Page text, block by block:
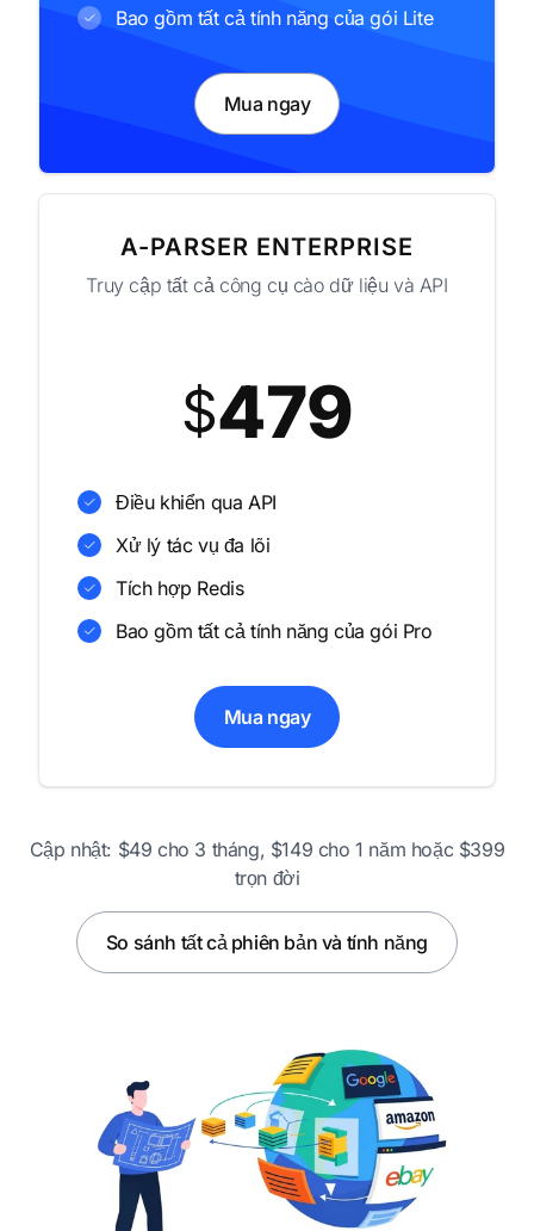
Bao gồm tất cả tính năng của gói Lite
Mua ngay
A-PARSER ENTERPRISE
Truy cập tất cả công cụ cào dữ liệu và API
$479
Điều khiển qua API
Xử lý tác vụ đa lõi
Tích hợp Redis
Bao gồm tất cả tính năng của gói Pro
Mua ngay
Cập nhật: $49 cho 3 tháng, $149 cho 1 năm hoặc $399
trọn đời
So sánh tất cả phiên bản và tính năng